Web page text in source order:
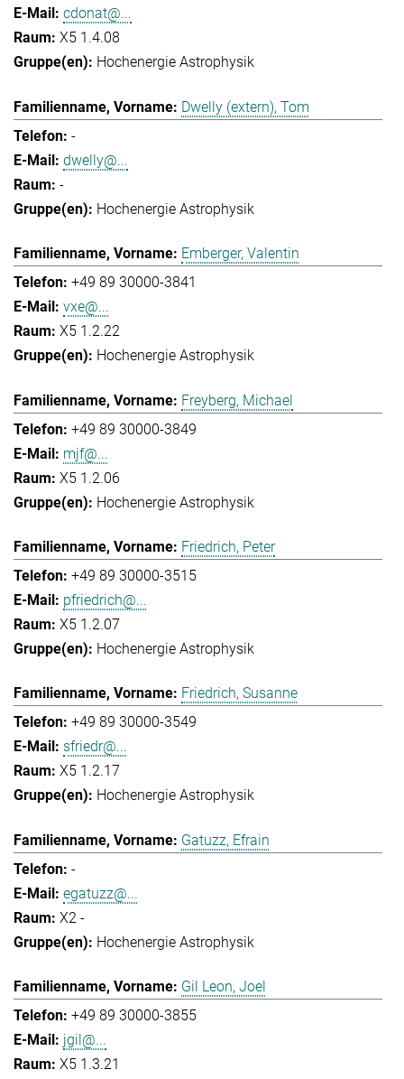
cdonat@...
X5 1.4.08
Hochenergie Astrophysik
Dwelly (extern), Tom
-
dwelly@...
-
Hochenergie Astrophysik
Emberger, Valentin
+49 89 30000-3841
vxe@...
X5 1.2.22
Hochenergie Astrophysik
Freyberg, Michael
+49 89 30000-3849
mjf@...
X5 1.2.06
Hochenergie Astrophysik
Friedrich, Peter
+49 89 30000-3515
pfriedrich@...
X5 1.2.07
Hochenergie Astrophysik
Friedrich, Susanne
+49 89 30000-3549
sfriedr@...
X5 1.2.17
Hochenergie Astrophysik
Gatuzz, Efrain
-
egatuzz@...
X2 -
Hochenergie Astrophysik
Gil Leon, Joel
+49 89 30000-3855
jgil@...
X5 1.3.21